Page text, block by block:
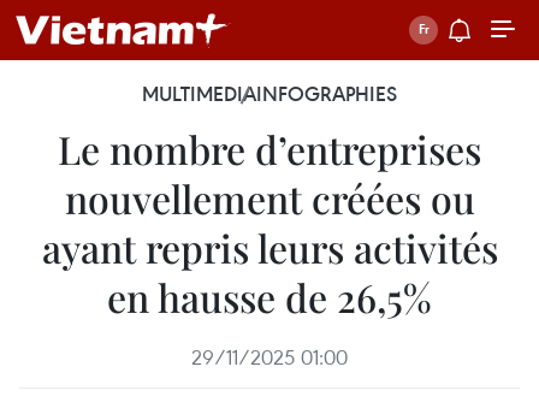
MULTIMEDIAINFOGRAPHIES
Le nombre d’entreprises
nouvellement créées ou
ayant repris leurs activités
en hausse de 26,5%
29/11/2025 01:00